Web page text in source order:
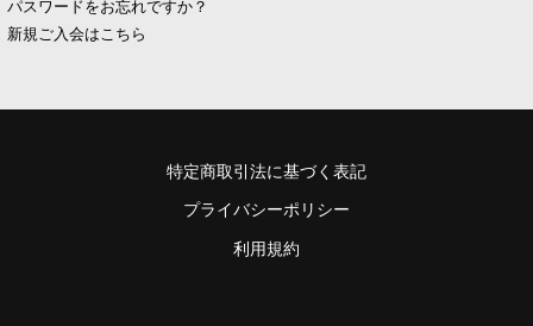
パスワードをお忘れですか？
新規ご入会はこちら
特定商取引法に基づく表記
プライバシーポリシー
利用規約